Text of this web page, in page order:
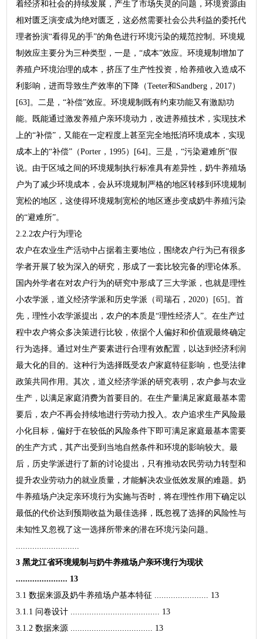
着经济和社会的持续发展，产生了市场失灵的问题，环境资源由
相对匮乏演变成为绝对匮乏，这必然需要社会公共利益的委托代
理者扮演“看得见的手”的角色进行环境污染的规范控制。环境规
制效应主要分为三种类型，一是，“成本”效应。环境规制增加了
养殖户环境治理的成本，挤压了生产性投资，给养殖收入造成不
利影响，进而导致生产效率的下降（Teeter和Sandberg，2017）
[63]。二是，“补偿”效应。环境规制既有约束功能又有激励功
能。既能通过激发养殖户亲环境动力，改进养殖技术，实现技术
上的“补偿”，又能在一定程度上甚至完全地抵消环境成本，实现
成本上的“补偿”（Porter，1995）[64]。三是，“污染避难所”假
说。由于区域之间的环境规制执行标准具有差异性，奶牛养殖场
户为了减少环境成本，会从环境规制严格的地区转移到环境规制
宽松的地区，这使得环境规制宽松的地区逐步变成奶牛养殖污染
的“避难所”。
2.2.2农户行为理论
农户在农业生产活动中占据着主要地位，围绕农户行为已有很多
学者开展了较为深入的研究，形成了一套比较完备的理论体系。
国内外学者在对农户行为的研究中形成了三大学派，也就是理性
小农学派，道义经济学派和历史学派（司瑞石，2020）[65]。首
先，理性小农学派提出，农户的本质是“理性经济人”。在生产过
程中农户将众多决策进行比较，依据个人偏好和价值观最终确定
行为选择。通过对生产要素进行合理有效配置，以达到经济利润
最大化的目的。这种行为选择既受农户家庭特征影响，也受法律
政策共同作用。其次，道义经济学派的研究表明，农户参与农业
生产，以满足家庭消费为首要目的。在生产量满足家庭最基本需
要后，农户不再会持续地进行劳动力投入。农户追求生产风险最
小化目标，偏好于在较低的风险条件下即可满足家庭最基本需要
的生产方式，其产出受到当地自然条件和环境的影响较大。最
后，历史学派进行了新的讨论提出，只有推动农民劳动力转型和
提升农业劳动力的就业质量，才能解决农业低效发展的难题。奶
牛养殖场户决定亲环境行为实施与否时，将在理性作用下确定以
最低的代价达到预期收益为最佳选择，既忽视了选择的风险性与
未知性又忽视了这一选择所带来的潜在环境污染问题。
3 黑龙江省环境规制与奶牛养殖场户亲环境行为现状
...................... 13
3.1 数据来源及奶牛养殖场户基本特征 ....................... 13
3.1.1 问卷设计 ...................................... 13
3.1.2 数据来源 ................................... 13